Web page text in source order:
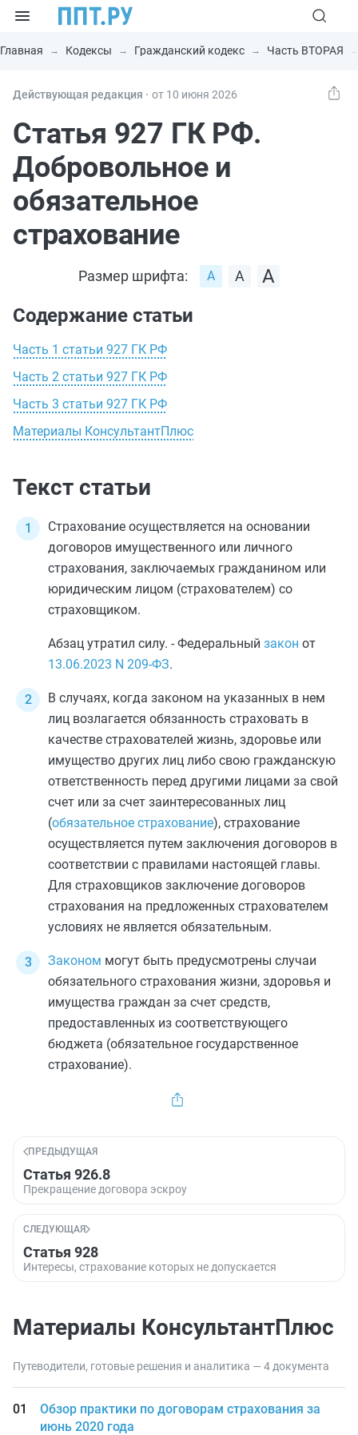
Главная Кодексы Гражданский кодекс Часть ВТОРАЯ
Действующая редакция ⸱ от 10 июня 2026
Статья 927 ГК РФ.
Добровольное и
обязательное
страхование
Размер шрифта:
Содержание статьи
Часть 1 статьи 927 ГК РФ
Часть 2 статьи 927 ГК РФ
Часть 3 статьи 927 ГК РФ
Материалы КонсультантПлюс
Текст статьи
Страхование осуществляется на основании
договоров имущественного или личного
страхования, заключаемых гражданином или
юридическим лицом (страхователем) со
страховщиком.
Абзац утратил силу. - Федеральный закон от
13.06.2023 N 209-ФЗ.
В случаях, когда законом на указанных в нем
лиц возлагается обязанность страховать в
качестве страхователей жизнь, здоровье или
имущество других лиц либо свою гражданскую
ответственность перед другими лицами за свой
счет или за счет заинтересованных лиц
(обязательное страхование), страхование
осуществляется путем заключения договоров в
соответствии с правилами настоящей главы.
Для страховщиков заключение договоров
страхования на предложенных страхователем
условиях не является обязательным.
Законом могут быть предусмотрены случаи
обязательного страхования жизни, здоровья и
имущества граждан за счет средств,
предоставленных из соответствующего
бюджета (обязательное государственное
страхование).
ПРЕДЫДУЩАЯ
Статья 926.8
Прекращение договора эскроу
СЛЕДУЮЩАЯ
Статья 928
Интересы, страхование которых не допускается
Материалы КонсультантПлюс
Путеводители, готовые решения и аналитика — 4 документа
Обзор практики по договорам страхования за
июнь 2020 года